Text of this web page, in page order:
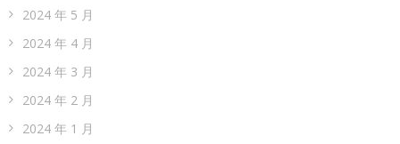
2024 年 5 月
2024 年 4 月
2024 年 3 月
2024 年 2 月
2024 年 1 月